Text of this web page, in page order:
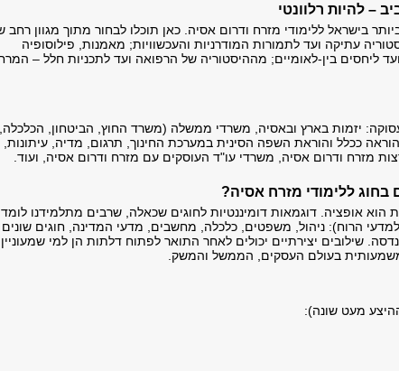
– להיות רלוונטי
בישראל ללימודי מזרח ודרום אסיה. כאן תוכלו לבחור מתוך מגוון רחב
עתיקה ועד לתמורות המודרניות והעכשוויות; מאמנות, פילוסופיה
ליחסים בין-לאומיים; מההיסטוריה של הרפואה ועד לתכניות חלל –
יזמות בארץ ובאסיה, משרדי ממשלה (משרד החוץ, הביטחון, הכלכלה,
ככלל והוראת השפה הסינית במערכת החינוך, תרגום, מדיה, עיתונות,
מזרח ודרום אסיה, משרדי עו"ד העוסקים עם מזרח ודרום אסיה, ועוד.
בחוג ללימודי מזרח אסיה?
הוא אופציה. דוגמאות דומיננטיות לחוגים שכאלה, שרבים מתלמידנו
הרוח): ניהול, משפטים, כלכלה, מחשבים, מדעי המדינה, חוגים שונים
שילובים יצירתיים יכולים לאחר התואר לפתוח דלתות הן למי שמעוניין
משמעותית בעולם העסקים, הממשל והמשק.
מעט שונה):